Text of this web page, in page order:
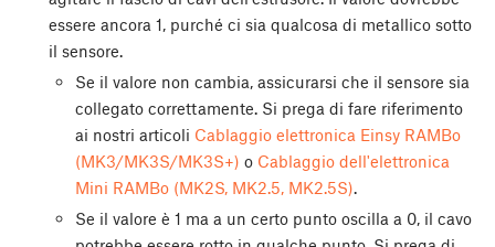
essere ancora 1, purché ci sia qualcosa di metallico sotto
il sensore.
Se il valore non cambia, assicurarsi che il sensore sia
collegato correttamente. Si prega di fare riferimento
ai nostri articoli Cablaggio elettronica Einsy RAMBo
(MK3/MK3S/MK3S+) o Cablaggio dell'elettronica
Mini RAMBo (MK2S, MK2.5, MK2.5S).
Se il valore è 1 ma a un certo punto oscilla a 0, il cavo